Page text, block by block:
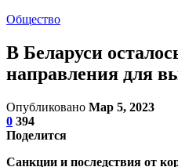
Общество
В Беларуси
направления для
Опубликовано Мар 5, 2023
0 394
Поделится
Санкции и последствия от